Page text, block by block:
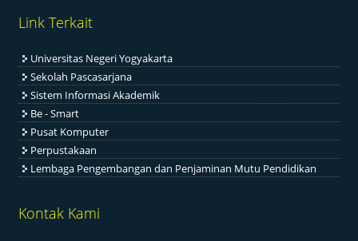
Link Terkait
Universitas Negeri Yogyakarta
Sekolah Pascasarjana
Sistem Informasi Akademik
Be - Smart
Pusat Komputer
Perpustakaan
Lembaga Pengembangan dan Penjaminan Mutu Pendidikan
Kontak Kami